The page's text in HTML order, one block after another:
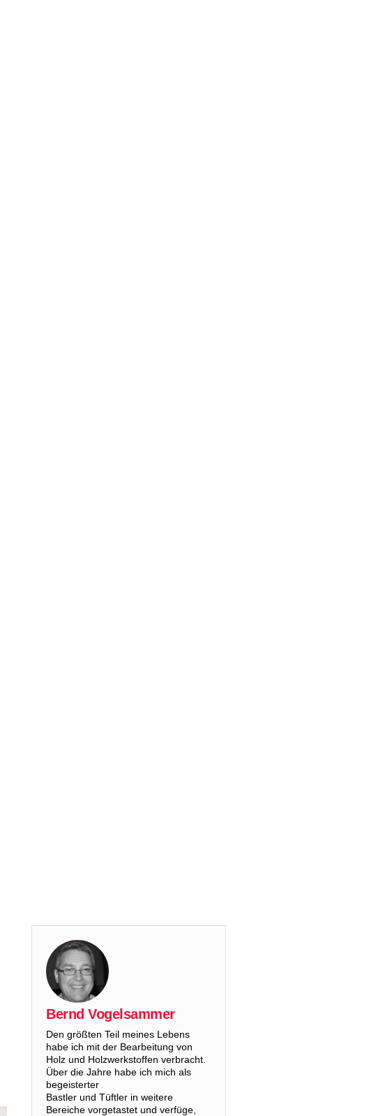
Bernd Vogelsammer
Den größten Teil meines Lebens
habe ich mit der Bearbeitung von
Holz und Holzwerkstoffen verbracht.
Über die Jahre habe ich mich als
begeisterter
Bastler und Tüftler in weitere
Bereiche vorgetastet und verfüge,